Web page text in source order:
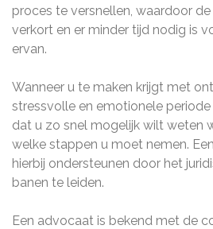
proces te versnellen, waardoor
verkort en er minder tijd nodig is
ervan.
Wanneer u te maken krijgt met
stressvolle en emotionele periode
dat u zo snel mogelijk wilt weten
welke stappen u moet nemen.
hierbij ondersteunen door het
banen te leiden.
Een advocaat is bekend met de